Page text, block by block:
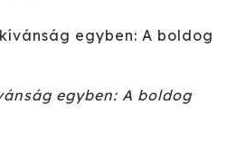
egyben: A boldog